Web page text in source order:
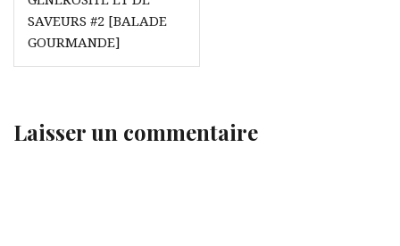
SAVEURS #2 [BALADE
GOURMANDE]
Laisser un commentaire